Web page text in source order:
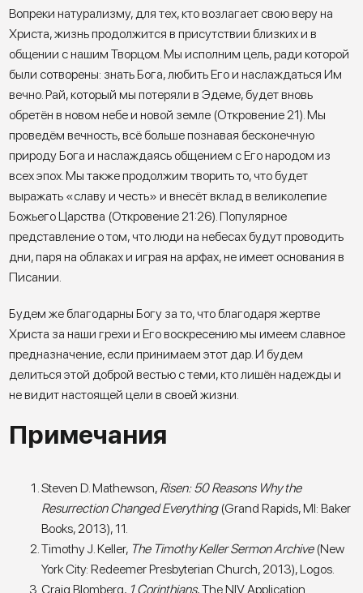
Вопреки натурализму, для тех, кто возлагает свою веру на
Христа, жизнь продолжится в присутствии близких и в
общении с нашим Творцом. Мы исполним цель, ради которой
были сотворены: знать Бога, любить Его и наслаждаться Им
вечно. Рай, который мы потеряли в Эдеме, будет вновь
обретён в новом небе и новой земле (Откровение 21). Мы
проведём вечность, всё больше познавая бесконечную
природу Бога и наслаждаясь общением с Его народом из
всех эпох. Мы также продолжим творить то, что будет
выражать «славу и честь» и внесёт вклад в великолепие
Божьего Царства (Откровение 21:26). Популярное
представление о том, что люди на небесах будут проводить
дни, паря на облаках и играя на арфах, не имеет основания в
Писании.
Будем же благодарны Богу за то, что благодаря жертве
Христа за наши грехи и Его воскресению мы имеем славное
предназначение, если принимаем этот дар. И будем
делиться этой доброй вестью с теми, кто лишён надежды и
не видит настоящей цели в своей жизни.
Примечания
Steven D. Mathewson, Risen: 50 Reasons Why the
Resurrection Changed Everything(Grand Rapids, MI: Baker
Books, 2013), 11.
Timothy J. Keller, The Timothy Keller Sermon Archive(New
York City: Redeemer Presbyterian Church, 2013), Logos.
Craig Blomberg, 1 Corinthians, The NIV Application